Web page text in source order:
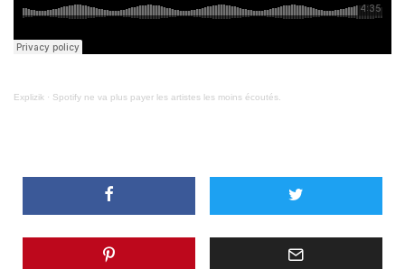
Explizik · Spotify ne va plus payer les artistes les moins écoutés.